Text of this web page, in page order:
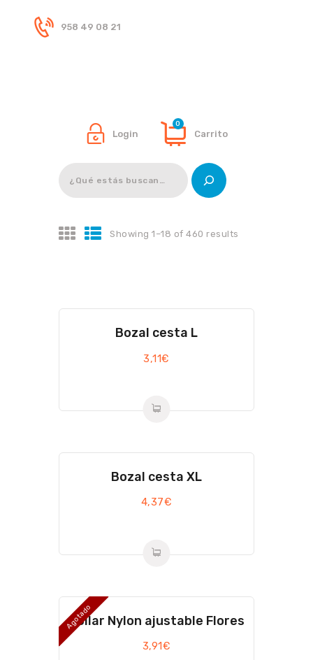
958 49 08 21
Login Carrito
0
Buscar
Showing 1–18 of 460 results
Bozal cesta L
3,11€
Bozal cesta XL
4,37€
Agotado
Collar Nylon ajustable Flores
3,91€